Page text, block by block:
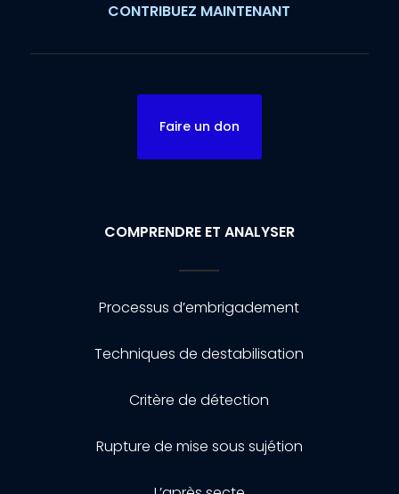
CONTRIBUEZ MAINTENANT
Faire un don
COMPRENDRE ET ANALYSER
Processus d’embrigadement
Techniques de destabilisation
Critère de détection
Rupture de mise sous sujétion